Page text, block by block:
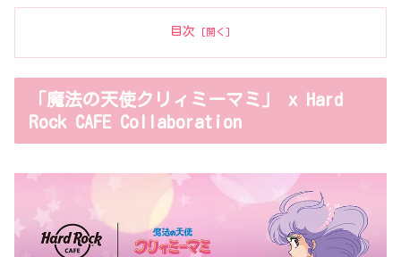
目次
「魔法の天使クリィミーマミ」 x Hard
Rock CAFE Collaboration